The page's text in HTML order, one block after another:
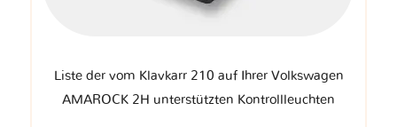
Liste der vom Klavkarr 210 auf Ihrer Volkswagen
AMAROCK 2H unterstützten Kontrollleuchten